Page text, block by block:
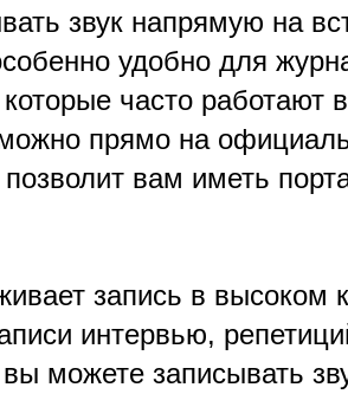
звук напрямую на
удобно для
часто работают
прямо на
вам иметь
запись в высоком
интервью,
вы можете записывать